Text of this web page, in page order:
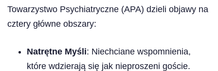
Towarzystwo Psychiatryczne (APA) dzieli objawy na
cztery główne obszary:
Natrętne Myśli: Niechciane wspomnienia,
które wdzierają się jak nieproszeni goście.